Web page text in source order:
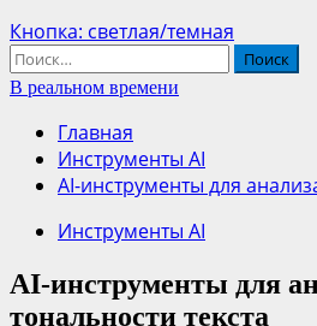
Основное
меню
Кнопка: светлая/темная
Найти:
В реальном времени
Главная
Инструменты AI
AI-инструменты для
Инструменты AI
AI-инструменты для
тональности текста